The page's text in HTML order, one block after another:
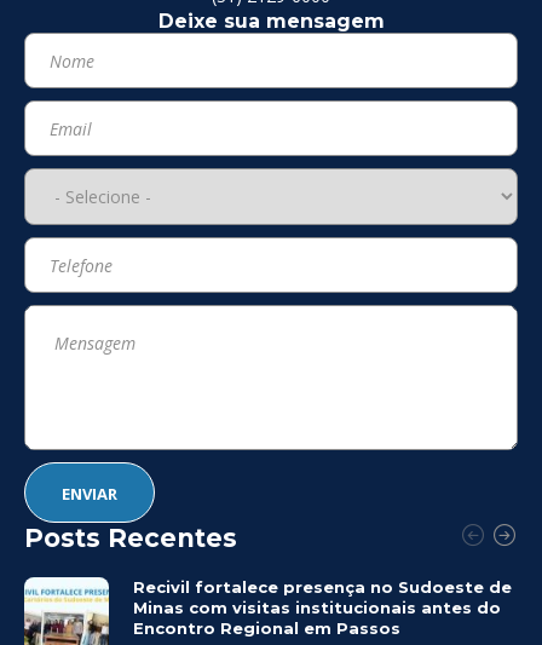
Deixe sua mensagem
Posts Recentes
Recivil fortalece presença no Sudoeste de
Minas com visitas institucionais antes do
Encontro Regional em Passos